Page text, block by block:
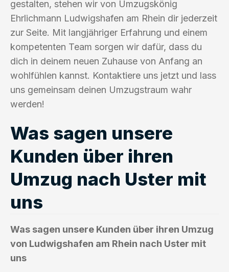
gestalten, stehen wir von Umzugskönig
Ehrlichmann Ludwigshafen am Rhein dir jederzeit
zur Seite. Mit langjähriger Erfahrung und einem
kompetenten Team sorgen wir dafür, dass du
dich in deinem neuen Zuhause von Anfang an
wohlfühlen kannst. Kontaktiere uns jetzt und lass
uns gemeinsam deinen Umzugstraum wahr
werden!
Was sagen unsere
Kunden über ihren
Umzug nach Uster mit
uns
Was sagen unsere Kunden über ihren Umzug
von Ludwigshafen am Rhein nach Uster mit
uns